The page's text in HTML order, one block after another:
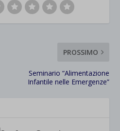
PROSSIMO
Seminario “Alimentazione
Infantile nelle Emergenze”